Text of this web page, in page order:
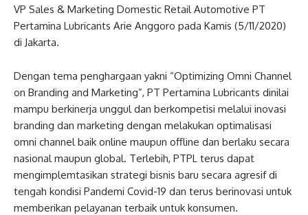
VP Sales & Marketing Domestic Retail Automotive PT
Pertamina Lubricants Arie Anggoro pada Kamis (5/11/2020)
di Jakarta.
Dengan tema penghargaan yakni “Optimizing Omni Channel
on Branding and Marketing”, PT Pertamina Lubricants dinilai
mampu berkinerja unggul dan berkompetisi melalui inovasi
branding dan marketing dengan melakukan optimalisasi
omni channel baik online maupun offline dan berlaku secara
nasional maupun global. Terlebih, PTPL terus dapat
mengimplemtasikan strategi bisnis baru secara agresif di
tengah kondisi Pandemi Covid-19 dan terus berinovasi untuk
memberikan pelayanan terbaik untuk konsumen.